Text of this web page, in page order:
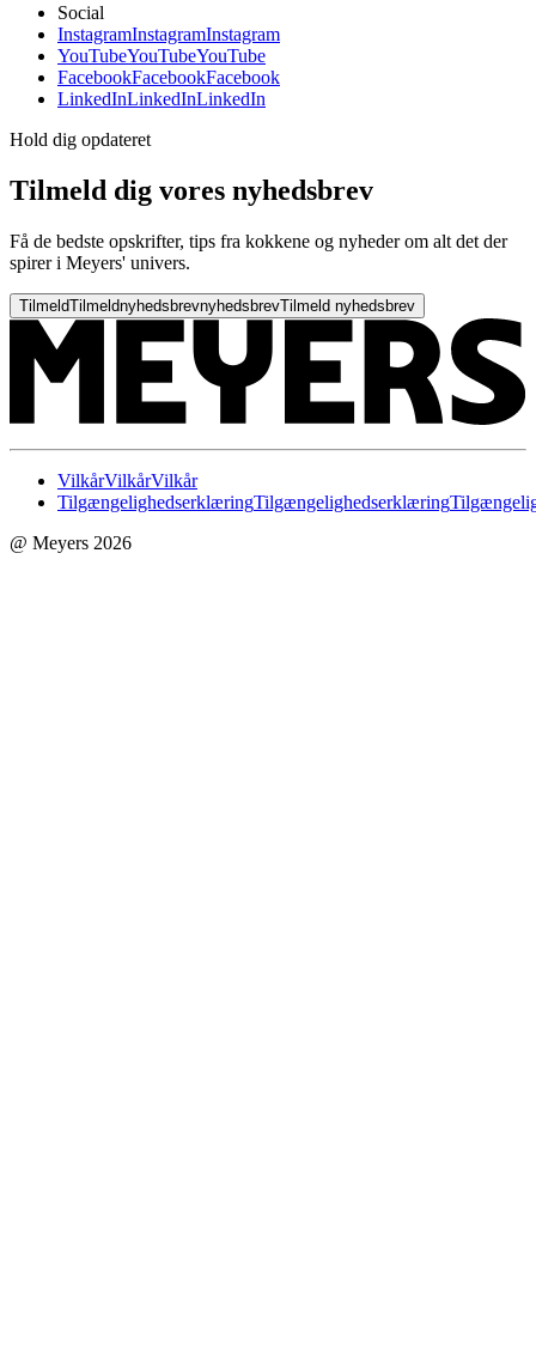
Social
InstagramInstagramInstagram
YouTubeYouTubeYouTube
FacebookFacebookFacebook
LinkedInLinkedInLinkedIn
Hold dig opdateret
Tilmeld dig vores nyhedsbrev
Få de bedste opskrifter, tips fra kokkene og nyheder om alt det der
spirer i Meyers' univers.
TilmeldTilmeldnyhedsbrevnyhedsbrevTilmeld nyhedsbrev
VilkårVilkårVilkår
TilgængelighedserklæringTilgængelighedserklæring
@ Meyers 2026